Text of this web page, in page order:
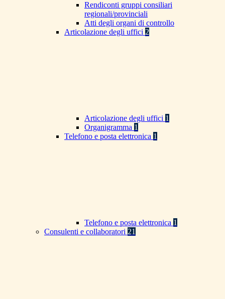
Rendiconti gruppi consiliari
regionali/provinciali
Atti degli organi di controllo
Articolazione degli uffici 2
Articolazione degli uffici 1
Organigramma 1
Telefono e posta elettronica 1
Telefono e posta elettronica 1
Consulenti e collaboratori 21